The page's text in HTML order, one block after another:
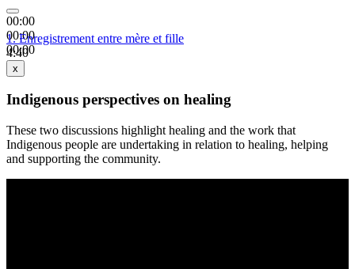
00:00
00:00
00:00
1.Enregistrement entre mère et fille
4:40
x
Indigenous perspectives on healing
These two discussions highlight healing and the work that
Indigenous people are undertaking in relation to healing, helping
and supporting the community.